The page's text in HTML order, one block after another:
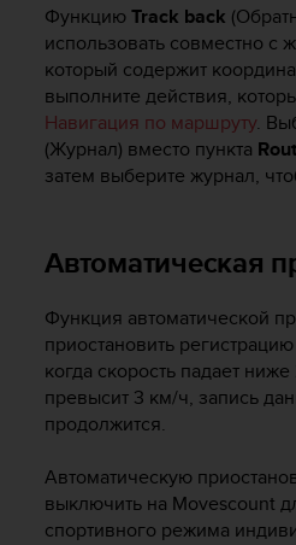
ФункциюTrack back
использовать совместно с
который содержит
выполните действия,
Навигация по маршруту.
(Журнал) вместо пункта
затем выберите журнал,
Автоматическая
Функция автоматической
приостановить
когда скорость падает
превысит 3 км/ч, запись
продолжится.
Автоматическую
выключить на Movescount
спортивного режима